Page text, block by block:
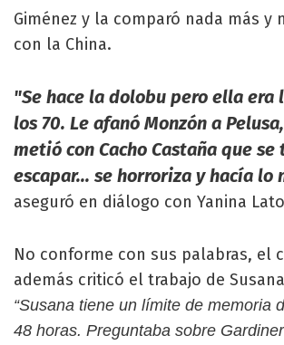
Giménez y la comparó nada más y
con la China.
"Se hace la dolobu pero ella era
los 70. Le afanó Monzón a
metió con Cacho Castaña que se
escapar... se horroriza y hacía lo
aseguró en diálogo con Yanina
No conforme con sus palabras, el
además criticó el trabajo de
“Susana tiene un límite de memoria
48 horas. Preguntaba sobre